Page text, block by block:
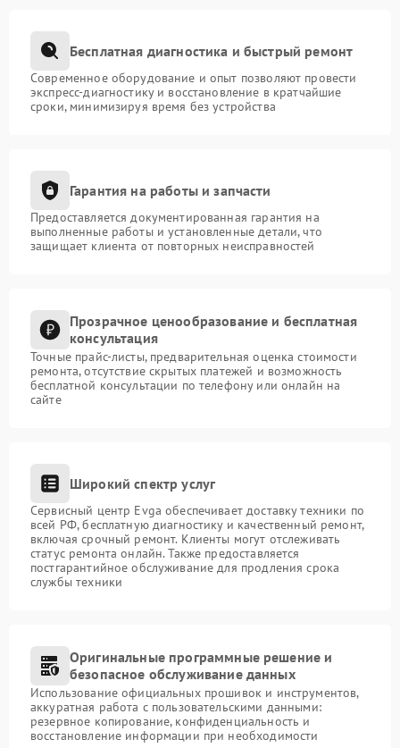
Бесплатная диагностика и быстрый ремонт
Современное оборудование и опыт позволяют провести
экспресс-диагностику и восстановление в кратчайшие
сроки, минимизируя время без устройства
Гарантия на работы и запчасти
Предоставляется документированная гарантия на
выполненные работы и установленные детали, что
защищает клиента от повторных неисправностей
Прозрачное ценообразование и бесплатная
консультация
Точные прайс-листы, предварительная оценка стоимости
ремонта, отсутствие скрытых платежей и возможность
бесплатной консультации по телефону или онлайн на
сайте
Широкий спектр услуг
Сервисный центр Evga обеспечивает доставку техники по
всей РФ, бесплатную диагностику и качественный ремонт,
включая срочный ремонт. Клиенты могут отслеживать
статус ремонта онлайн. Также предоставляется
постгарантийное обслуживание для продления срока
службы техники
Оригинальные программные решение и
безопасное обслуживание данных
Использование официальных прошивок и инструментов,
аккуратная работа с пользовательскими данными:
резервное копирование, конфиденциальность и
восстановление информации при необходимости